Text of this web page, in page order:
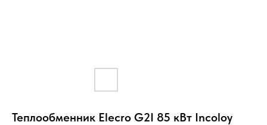
Теплообменник Elecro G2I 85 кВт Incoloy